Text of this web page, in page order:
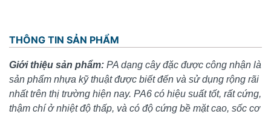
THÔNG TIN SẢN PHẨM
Giới thiệu sản phẩm: PA dạng cây đặc được công nhận là
sản phẩm nhựa kỹ thuật được biết đến và sử dụng rộng rãi
nhất trên thị trường hiện nay. PA6 có hiệu suất tốt, rất cứng,
thậm chí ở nhiệt độ thấp, và có độ cứng bề mặt cao, sốc cơ